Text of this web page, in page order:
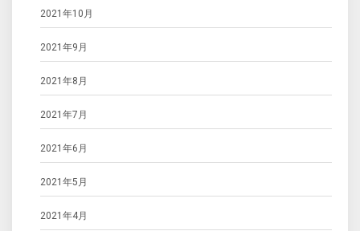
2021年10月
2021年9月
2021年8月
2021年7月
2021年6月
2021年5月
2021年4月